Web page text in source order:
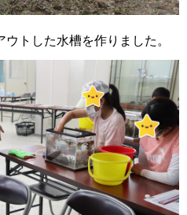
トした水槽を作りました。